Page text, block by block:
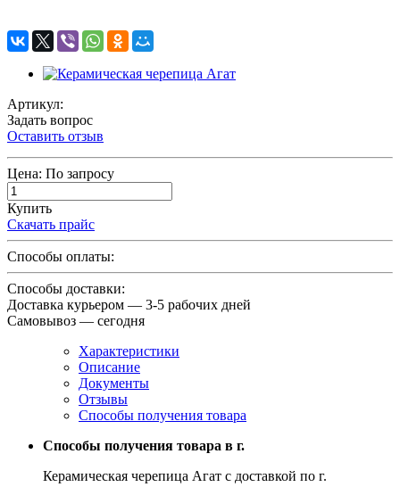
Артикул:
Задать вопрос
Оставить отзыв
Цена: По запросу
Купить
Скачать прайс
Способы оплаты:
Способы доставки:
Доставка курьером — 3-5 рабочих дней
Самовывоз — сегодня
Характеристики
Описание
Документы
Отзывы
Способы получения товара
Способы получения товара в г.
Керамическая черепица Агат с доставкой по г.